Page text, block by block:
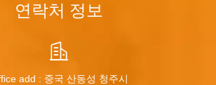
연락처 정보
add : 중국 산동성 청주시